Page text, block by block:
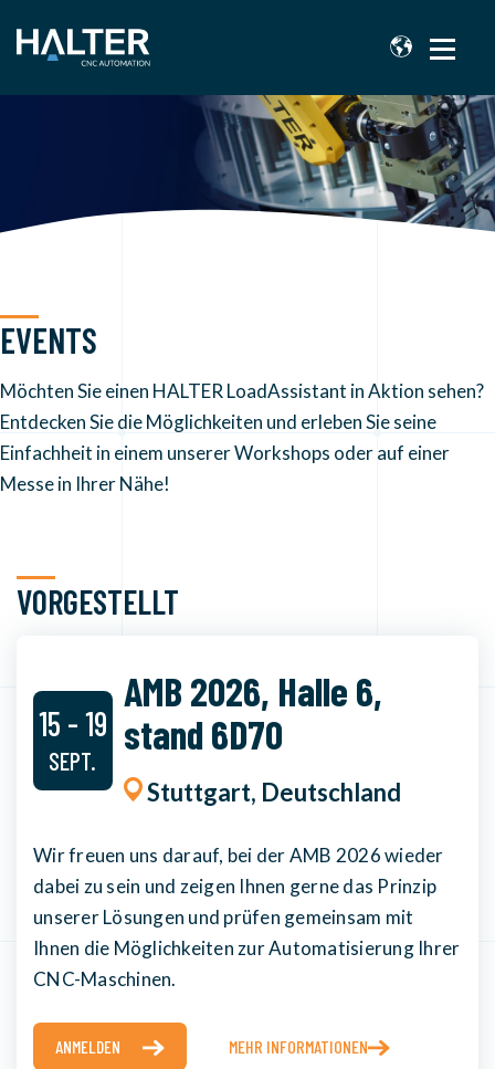
EVENTS
Möchten Sie einen HALTER LoadAssistant in Aktion sehen?
Entdecken Sie die Möglichkeiten und erleben Sie seine
Einfachheit in einem unserer Workshops oder auf einer
Messe in Ihrer Nähe!
VORGESTELLT
15 - 19
SEPT.
AMB 2026, Halle 6,
stand 6D70
Stuttgart, Deutschland
Wir freuen uns darauf, bei der AMB 2026 wieder
dabei zu sein und zeigen Ihnen gerne das Prinzip
unserer Lösungen und prüfen gemeinsam mit
Ihnen die Möglichkeiten zur Automatisierung Ihrer
CNC-Maschinen.
ANMELDEN MEHR INFORMATIONEN